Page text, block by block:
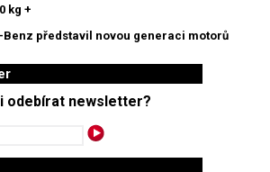
kg +
představil novou generaci motorů
odebírat newsletter?